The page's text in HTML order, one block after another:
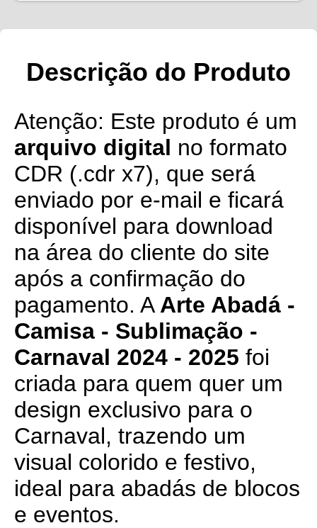
Descrição do Produto
Atenção: Este produto é um
arquivo digital no formato
CDR (.cdr x7), que será
enviado por e-mail e ficará
disponível para download
na área do cliente do site
após a confirmação do
pagamento. A Arte Abadá -
Camisa - Sublimação -
Carnaval 2024 - 2025 foi
criada para quem quer um
design exclusivo para o
Carnaval, trazendo um
visual colorido e festivo,
ideal para abadás de blocos
e eventos.